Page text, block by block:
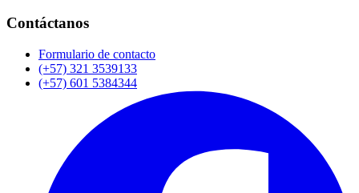
Contáctanos
Formulario de contacto
(+57) 321 3539133
(+57) 601 5384344